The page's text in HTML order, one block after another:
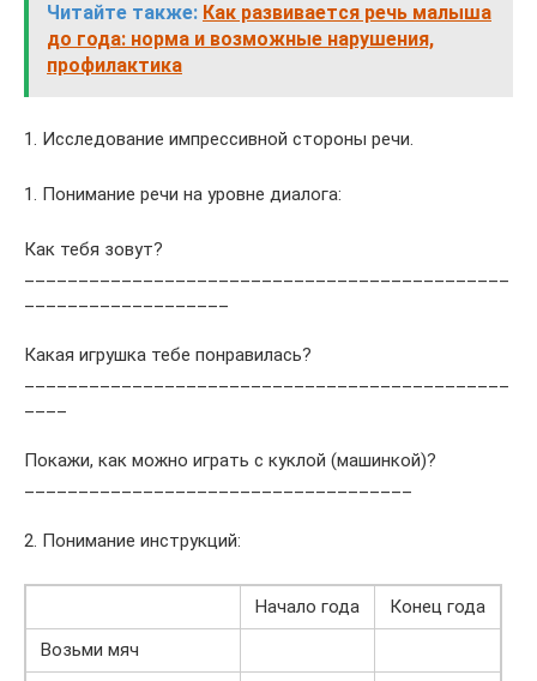
Читайте также: Как развивается речь малыша
до года: норма и возможные нарушения,
профилактика
1. Исследование импрессивной стороны речи.
1. Понимание речи на уровне диалога:
Как тебя зовут?
Какая игрушка тебе понравилась?
Покажи, как можно играть с куклой (машинкой)?
2. Понимание инструкций:
Начало года
Конец года
Возьми мяч